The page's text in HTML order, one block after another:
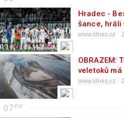
Hradec -
šance, hráli
inkasovali
www.idnes.cz
OBRAZEM:
veletoků
vysychá i
www.idnes.cz
07